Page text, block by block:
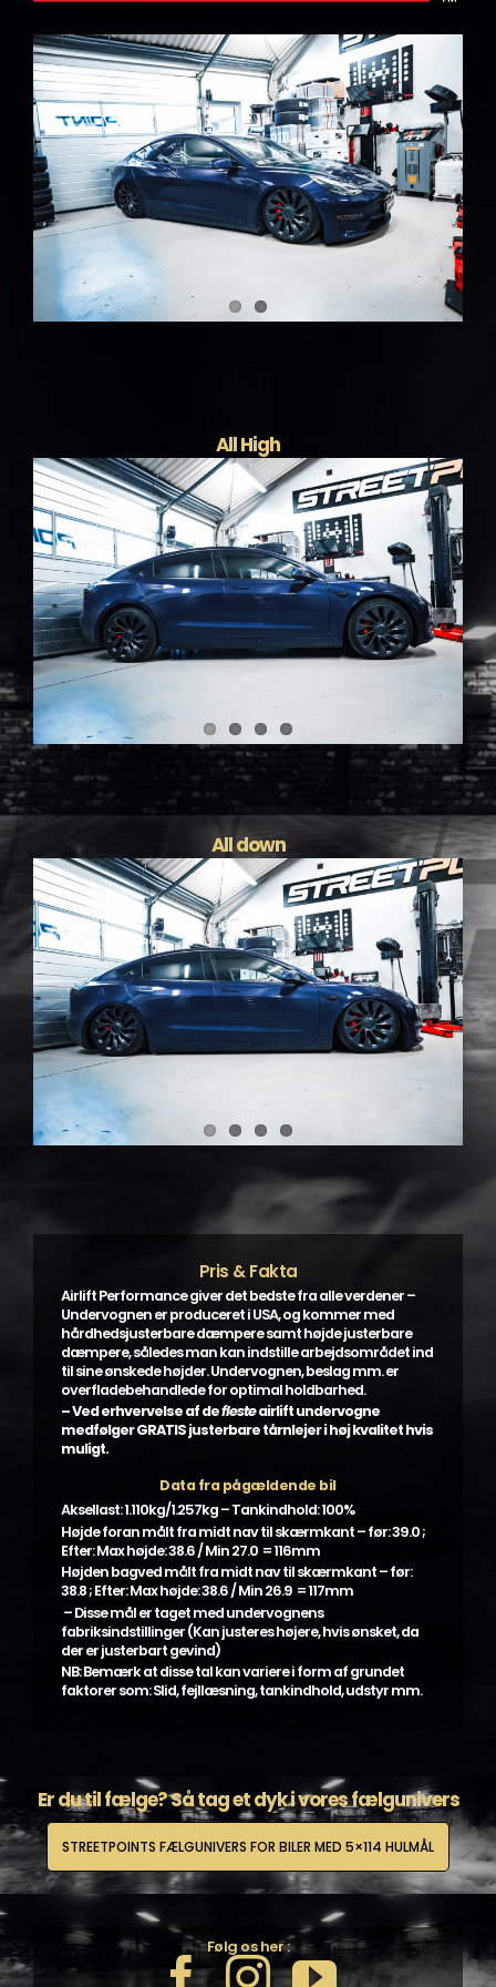
All High
All down
Pris & Fakta
Airlift Performance giver det bedste fra alle verdener –
Undervognen er produceret i USA, og kommer med
hårdhedsjusterbare dæmpere samt højde justerbare
dæmpere, således man kan indstille arbejdsområdet ind
til sine ønskede højder. Undervognen, beslag mm. er
overfladebehandlede for optimal holdbarhed.
– Ved erhvervelse af deflesteairlift undervogne
medfølger GRATIS justerbare tårnlejer i høj kvalitet hvis
muligt.
Data fra pågældende bil
Aksellast: 1.110kg/1.257kg – Tankindhold: 100%
Højde foran målt fra midt nav til skærmkant – før: 39.0 ;
Efter: Max højde: 38.6 / Min 27.0 = 116mm
Højden bagved målt fra midt nav til skærmkant – før:
38.8 ; Efter: Max højde: 38.6 / Min 26.9 = 117mm
– Disse mål er taget med undervognens
fabriksindstillinger (Kan justeres højere, hvis ønsket, da
der er justerbart gevind)
NB: Bemærk at disse tal kan variere i form af grundet
faktorer som: Slid, fejllæsning, tankindhold, udstyr mm.
Er du til fælge? Så tag et dyk i vores fælgunivers
STREETPOINTS FÆLGUNIVERS FOR BILER MED 5×114 HULMÅL
Følg os her :